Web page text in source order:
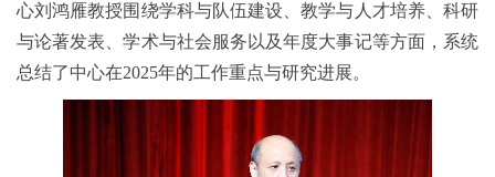
心刘鸿雁教授围绕学科与队伍建设、教学与人才培养、科研
与论著发表、学术与社会服务以及年度大事记等方面，系统
总结了中心在2025年的工作重点与研究进展。